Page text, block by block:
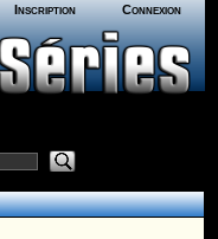
Inscription Connexion